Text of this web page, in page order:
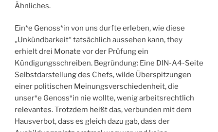
Ähnliches.
Ein*e Genoss*in von uns durfte erleben, wie diese
„Unkündbarkeit“ tatsächlich aussehen kann, they
erhielt drei Monate vor der Prüfung ein
Kündigungsschreiben. Begründung: Eine DIN-A4-Seite
Selbstdarstellung des Chefs, wilde Überspitzungen
einer politischen Meinungsverschiedenheit, die
unser*e Genoss*in nie wollte, wenig arbeitsrechtlich
relevantes. Trotzdem heißt das, verbunden mit dem
Hausverbot, dass es gleich dazu gab, dass der